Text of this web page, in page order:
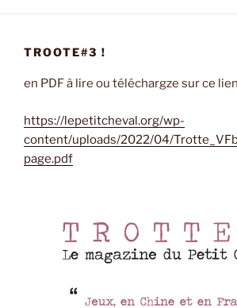
TROOTE#3 !
en PDF à lire ou téléchargze sur ce
https://lepetitcheval.org/wp-
content/uploads/2022/04/
page.pdf